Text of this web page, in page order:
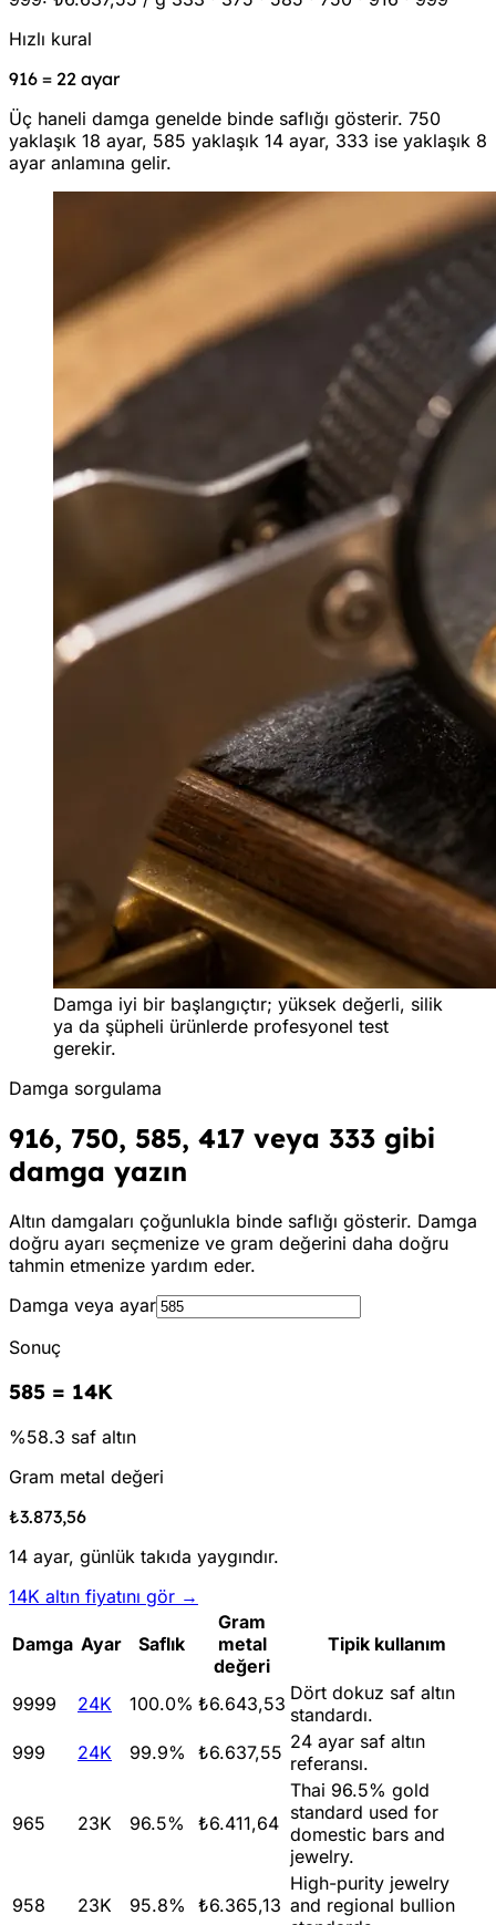
Hızlı kural
916 = 22 ayar
Üç haneli damga genelde binde saflığı gösterir. 750
yaklaşık 18 ayar, 585 yaklaşık 14 ayar, 333 ise yaklaşık 8
ayar anlamına gelir.
Damga iyi bir başlangıçtır; yüksek değerli, silik
ya da şüpheli ürünlerde profesyonel test
gerekir.
Damga sorgulama
916, 750, 585, 417 veya 333 gibi
damga yazın
Altın damgaları çoğunlukla binde saflığı gösterir. Damga
doğru ayarı seçmenize ve gram değerini daha doğru
tahmin etmenize yardım eder.
Damga veya ayar
Sonuç
585 = 14K
%58.3 saf altın
Gram metal değeri
₺3.873,56
14 ayar, günlük takıda yaygındır.
14K altın fiyatını gör →
Damga Ayar Saflık
Gram
metal
değeri
Tipik kullanım
9999 24K 100.0% ₺6.643,53 Dört dokuz saf altın
standardı.
999
24K 99.9% ₺6.637,55 24 ayar saf altın
referansı.
965 23K 96.5% ₺6.411,64
Thai 96.5% gold
standard used for
domestic bars and
jewelry.
958 23K 95.8% ₺6.365,13
High-purity jewelry
and regional bullion